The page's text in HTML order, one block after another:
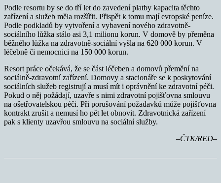
Podle resortu by se do tří let do zavedení platby kapacita těchto
zařízení a služeb měla rozšířit. Přispět k tomu mají evropské peníze.
Podle podkladů by vytvoření a vybavení nového zdravotně-
sociálního lůžka stálo asi 3,1 milionu korun. V domově by přeměna
běžného lůžka na zdravotně-sociální vyšla na 620 000 korun. V
léčebně či nemocnici na 150 000 korun.
Resort práce očekává, že se část léčeben a domovů přemění na
sociálně-zdravotní zařízení. Domovy a stacionáře se k poskytování
sociálních služeb registrují a musí mít i oprávnění ke zdravotní péči.
Pokud o něj požádají, uzavře s nimi zdravotní pojišťovna smlouvu
na ošetřovatelskou péči. Při porušování požadavků může pojišťovna
kontrakt zrušit a nemusí ho pět let obnovit. Zdravotnická zařízení
pak s klienty uzavřou smlouvu na sociální služby.
–ČTK/RED–